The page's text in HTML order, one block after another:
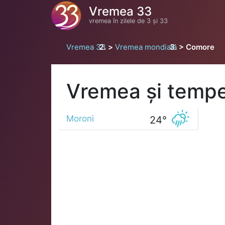
Vremea 33
vremea în zilele de 3 și 33
Vremea 33 Vremea mondială Comore
Vremea și
Moroni 24°